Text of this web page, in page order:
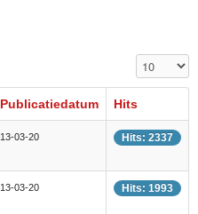
Toon #
Publicatiedatum Hits
13-03-20 Hits: 2337
13-03-20 Hits: 1993